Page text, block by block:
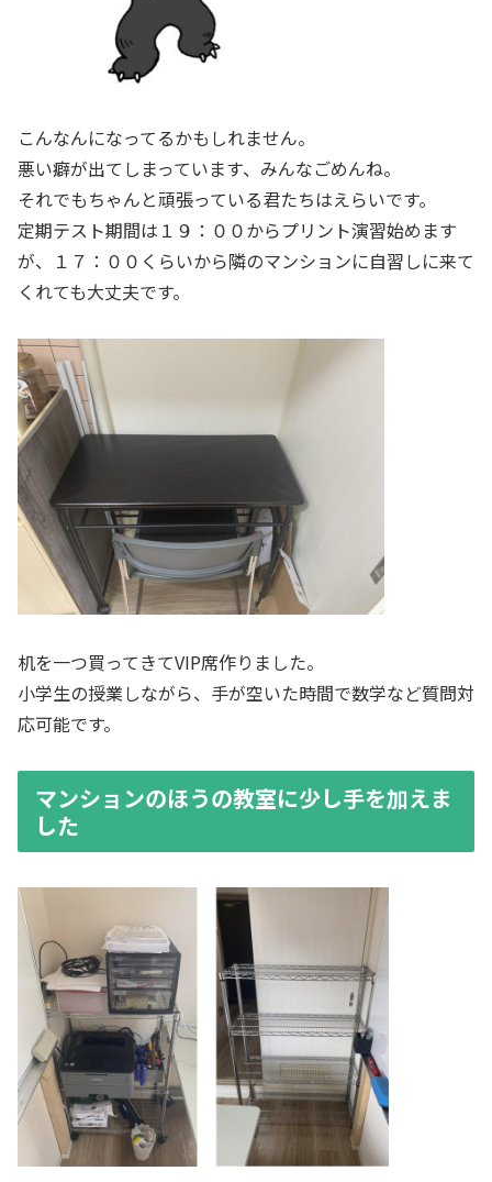
こんなんになってるかもしれません。
悪い癖が出てしまっています、みんなごめんね。
それでもちゃんと頑張っている君たちはえらいです。
定期テスト期間は１９：００からプリント演習始めます
が、１７：００くらいから隣のマンションに自習しに来て
くれても大丈夫です。
机を一つ買ってきてVIP席作りました。
小学生の授業しながら、手が空いた時間で数学など質問対
応可能です。
マンションのほうの教室に少し手を加えま
した